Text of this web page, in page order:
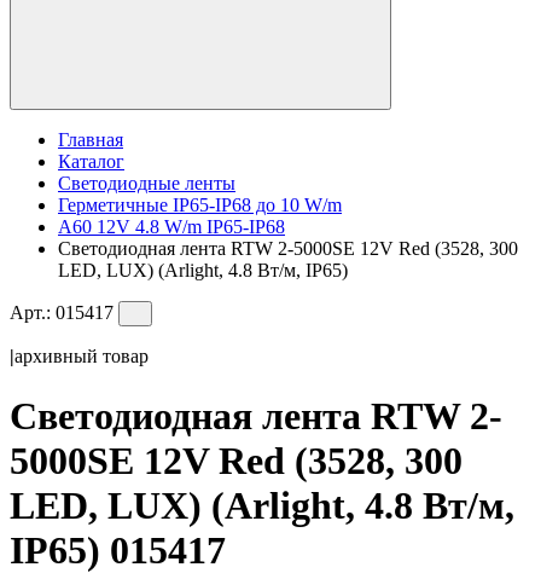
Главная
Каталог
Светодиодные ленты
Герметичные IP65-IP68 до 10 W/m
A60 12V 4.8 W/m IP65-IP68
Светодиодная лента RTW 2-5000SE 12V Red (3528, 300
LED, LUX) (Arlight, 4.8 Вт/м, IP65)
Арт.: 015417
|архивный товар
Светодиодная лента RTW 2-
5000SE 12V Red (3528, 300
LED, LUX) (Arlight, 4.8 Вт/м,
IP65) 015417